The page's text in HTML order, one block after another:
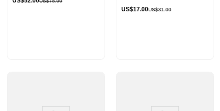
US$31.00
US$17.00